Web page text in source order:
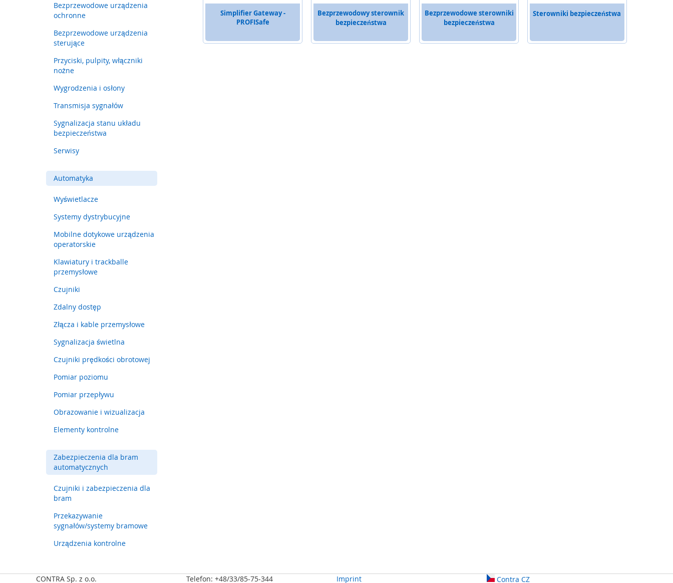
urządzenia
sterujące
Przyciski,
pulpity,
nożne
i
sygnałów
Sygnalizacja
stanu
bezpieczeństwa
Serwisy
Automatyka
dystrybucyjne
Mobilne
dotykowe
urządzenia
Klawiatury
i
przemysłowe
Czujniki
Zdalny
dostęp
Złącza
i
kable
przemysłowe
Sygnalizacja
świetlna
Czujniki
prędkości
obrotowej
Pomiar
poziomu
przepływu
i
kontrolne
Simplifier Gateway -
PROFISafe
Bezprzewodowy sterownik
bezpieczeństwa
Bezprzewodowe sterowniki
bezpieczeństwa
Sterowniki bezpieczeństwa
Bezprzewodowe urządzenia
ochronne
Bezprzewodowe urządzenia
sterujące
Przyciski, pulpity, włączniki
nożne
Wygrodzenia i osłony
Transmisja sygnałów
Sygnalizacja stanu układu
bezpieczeństwa
Serwisy
Automatyka
Wyświetlacze
Systemy dystrybucyjne
Mobilne dotykowe urządzenia
operatorskie
Klawiatury i trackballe
przemysłowe
Czujniki
Zdalny dostęp
Złącza i kable przemysłowe
Sygnalizacja świetlna
Czujniki prędkości obrotowej
Pomiar poziomu
Pomiar przepływu
Obrazowanie i wizualizacja
Elementy kontrolne
Zabezpieczenia dla bram
automatycznych
Czujniki i zabezpieczenia dla
bram
Przekazywanie
sygnałów/systemy bramowe
Urządzenia kontrolne
CONTRA Sp. z o.o. Telefon: +48/33/85-75-344 Imprint Contra CZ